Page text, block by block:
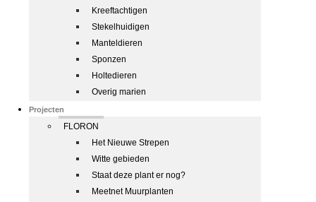
Kreeftachtigen
Stekelhuidigen
Manteldieren
Sponzen
Holtedieren
Overig marien
Projecten
FLORON
Het Nieuwe Strepen
Witte gebieden
Staat deze plant er nog?
Meetnet Muurplanten